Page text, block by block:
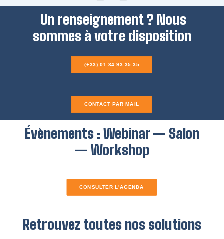
Un renseignement ? Nous
sommes à votre disposition
(+33) 01 34 93 35 35
CONTACT PAR MAIL
Évènements : Webinar — Salon
— Workshop
CONSULTER L'AGENDA
Retrouvez toutes nos solutions